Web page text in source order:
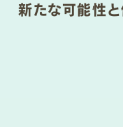
新たな可能性